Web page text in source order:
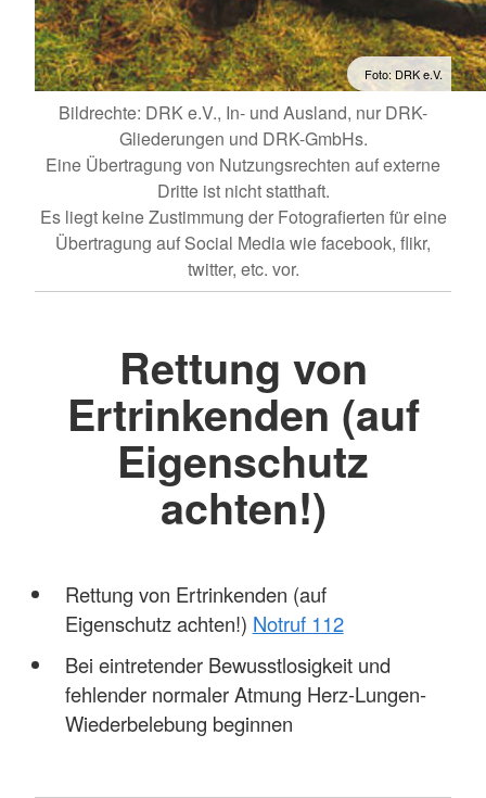
Foto: DRK e.V.
Bildrechte: DRK e.V., In- und Ausland, nur DRK-
Gliederungen und DRK-GmbHs.
Eine Übertragung von Nutzungsrechten auf externe
Dritte ist nicht statthaft.
Es liegt keine Zustimmung der Fotografierten für eine
Übertragung auf Social Media wie facebook, flikr,
twitter, etc. vor.
Rettung von
Ertrinkenden (auf
Eigenschutz
achten!)
Rettung von Ertrinkenden (auf
Eigenschutz achten!) Notruf 112
Bei eintretender Bewusstlosigkeit und
fehlender normaler Atmung Herz-Lungen-
Wiederbelebung beginnen